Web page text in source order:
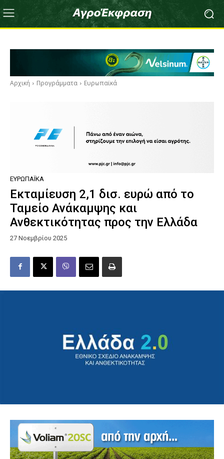
Αρχική Προγράμματα Ευρωπαϊκά
ΕΥΡΩΠΑΪΚΆ
Εκταμίευση 2,1 δισ. ευρώ από το
Ταμείο Ανάκαμψης και
Ανθεκτικότητας προς την Ελλάδα
27 Νοεμβρίου 2025